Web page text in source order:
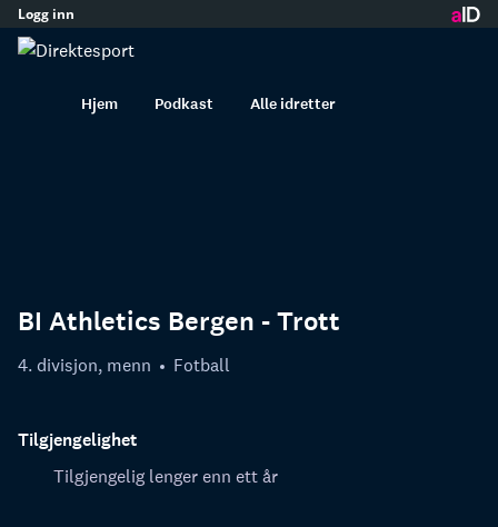
innhold
Logg inn
Hjem Podkast Alle idretter
BI Athletics Bergen - Trott
4. divisjon, menn Fotball
Tilgjengelighet
Tilgjengelig lenger enn ett år